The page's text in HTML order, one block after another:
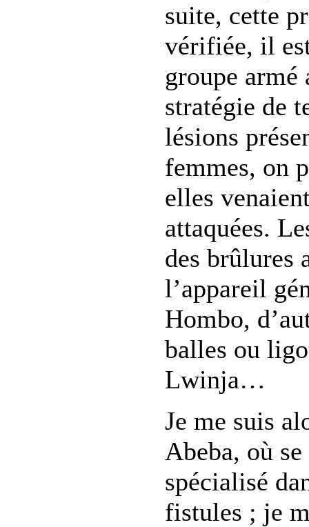
suite, cette
vérifiée, il
groupe armé
stratégie de
lésions
femmes, on
elles
attaquées.
des brûlures
l’appareil
Hombo,
balles ou
Lwinja…
Je me suis
Abeba, où
spécialisé
fistules ; je